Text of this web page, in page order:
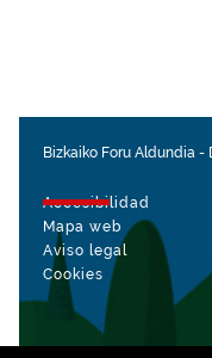
Bizkaiko Foru Aldundia -
Accesibilidad
Mapa web
Aviso legal
Cookies